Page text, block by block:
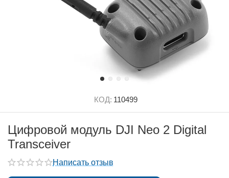
КОД: 110499
Цифровой модуль DJI Neo 2 Digital
Transceiver
Написать отзыв